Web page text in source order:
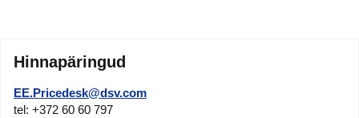
Hinnapäringud
EE.Pricedesk@dsv.com
tel: +372 60 60 797